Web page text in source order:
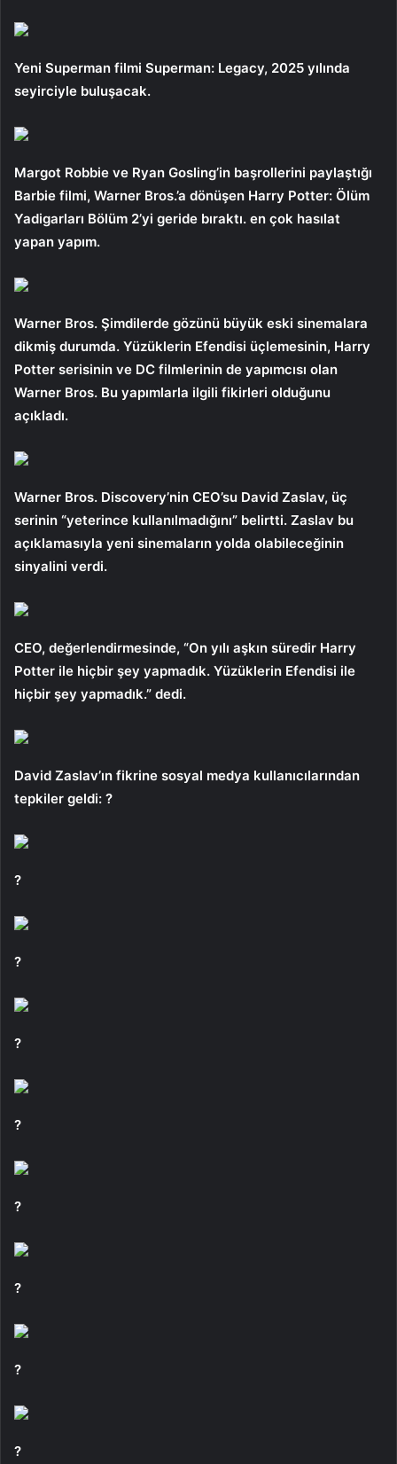
Yeni Superman filmi Superman: Legacy, 2025 yılında
seyirciyle buluşacak.
Margot Robbie ve Ryan Gosling’in başrollerini paylaştığı
Barbie filmi, Warner Bros.’a dönüşen Harry Potter: Ölüm
Yadigarları Bölüm 2’yi geride bıraktı. en çok hasılat
yapan yapım.
Warner Bros. Şimdilerde gözünü büyük eski sinemalara
dikmiş durumda. Yüzüklerin Efendisi üçlemesinin, Harry
Potter serisinin ve DC filmlerinin de yapımcısı olan
Warner Bros. Bu yapımlarla ilgili fikirleri olduğunu
açıkladı.
Warner Bros. Discovery’nin CEO’su David Zaslav, üç
serinin “yeterince kullanılmadığını” belirtti. Zaslav bu
açıklamasıyla yeni sinemaların yolda olabileceğinin
sinyalini verdi.
CEO, değerlendirmesinde, “On yılı aşkın süredir Harry
Potter ile hiçbir şey yapmadık. Yüzüklerin Efendisi ile
hiçbir şey yapmadık.” dedi.
David Zaslav’ın fikrine sosyal medya kullanıcılarından
tepkiler geldi: ?
?
?
?
?
?
?
?
?